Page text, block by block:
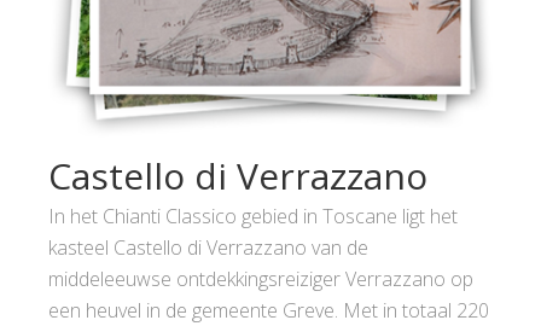
Castello di Verrazzano
In het Chianti Classico gebied in Toscane ligt het
kasteel Castello di Verrazzano van de
middeleeuwse ontdekkingsreiziger Verrazzano op
een heuvel in de gemeente Greve. Met in totaal 220